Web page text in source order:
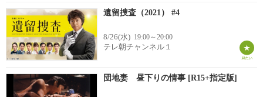
遺留捜査（2021） #4
8/26(水) 19:00～20:00
テレ朝チャンネル１
団地妻 昼下りの情事 [R15+指定版]